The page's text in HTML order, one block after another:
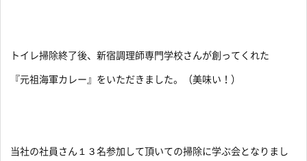
トイレ掃除終了後、新宿調理師専門学校さんが創ってくれた
『元祖海軍カレー』をいただきました。（美味い！）
当社の社員さん１３名参加して頂いての掃除に学ぶ会となりまし